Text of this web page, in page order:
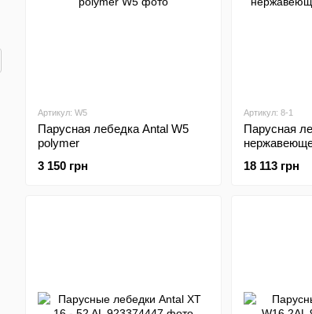
Артикул: W5
Парусная лебедка Antal W5
polymer
3 150 грн
Артикул: 8-1
Парусная
18 113 грн